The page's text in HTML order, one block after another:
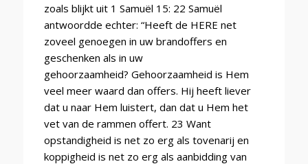
zoals blijkt uit 1 Samuël 15: 22 Samuël
antwoordde echter: “Heeft de HERE net
zoveel genoegen in uw brandoffers en
geschenken als in uw
gehoorzaamheid? Gehoorzaamheid is Hem
veel meer waard dan offers. Hij heeft liever
dat u naar Hem luistert, dan dat u Hem het
vet van de rammen offert. 23 Want
opstandigheid is net zo erg als tovenarij en
koppigheid is net zo erg als aanbidding van